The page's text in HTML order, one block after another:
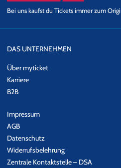
Bei uns kaufst du Tickets immer zum
DAS UNTERNEHMEN
Über myticket
Karriere
B2B
Impressum
AGB
Datenschutz
Widerrufsbelehrung
Zentrale Kontaktstelle – DSA